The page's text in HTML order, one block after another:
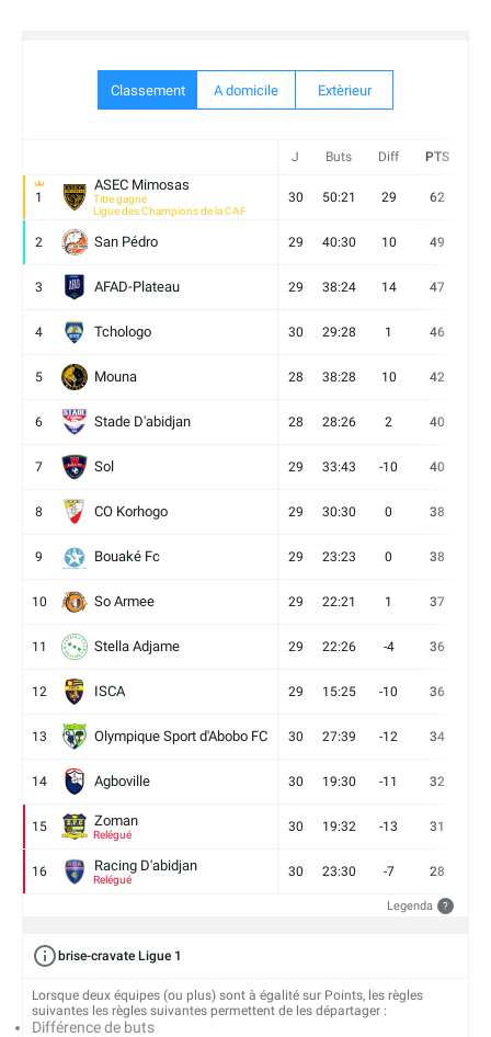
Classement A domicile Extèrieur
J Buts Diff PTS
1
ASEC Mimosas
Titre gagné
Ligue des Champions de la CAF
30 50:21 29 62
2 San Pédro 29 40:30 10 49
3 AFAD-Plateau 29 38:24 14 47
4 Tchologo 30 29:28 1 46
5 Mouna 28 38:28 10 42
6 Stade D'abidjan 28 28:26 2 40
7 Sol 29 33:43 -10 40
8 CO Korhogo 29 30:30 0 38
9 Bouaké Fc 29 23:23 0 38
10 So Armee 29 22:21 1 37
11 Stella Adjame 29 22:26 -4 36
12 ISCA 29 15:25 -10 36
13 Olympique Sport d'Abobo FC 30 27:39 -12 34
14 Agboville 30 19:30 -11 32
15 Zoman
Relégué
30 19:32 -13 31
16 Racing D'abidjan
Relégué
30 23:30 -7 28
Legenda ?
brise-cravate Ligue 1
Lorsque deux équipes (ou plus) sont à égalité sur Points, les règles
suivantes les règles suivantes permettent de les départager :
Différence de buts